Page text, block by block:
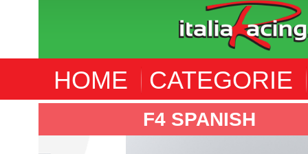
HOME CATEGORIE
F4 SPANISH